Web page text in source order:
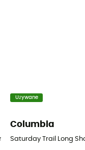
trousers - Men's -
Używane
Columbia
Saturday Trail Long